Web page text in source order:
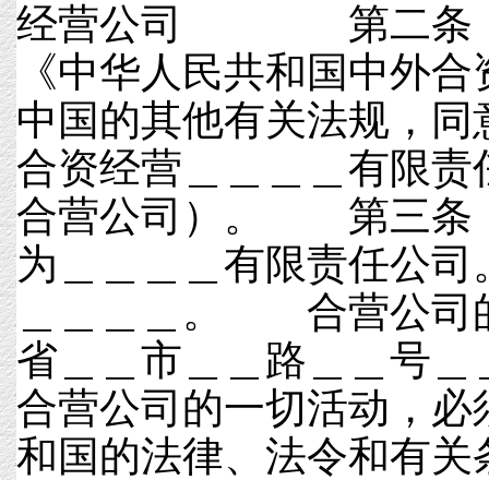
经营公司 第二条
《中华人民共和国中外
中国的其他有关法规，
合资经营＿＿＿＿有限责
合营公司）。 第三条
为＿＿＿＿有限责任
＿＿＿＿。 合营公司
省＿＿市＿＿路＿＿
合营公司的一切活动，必
和国的法律、法令和有